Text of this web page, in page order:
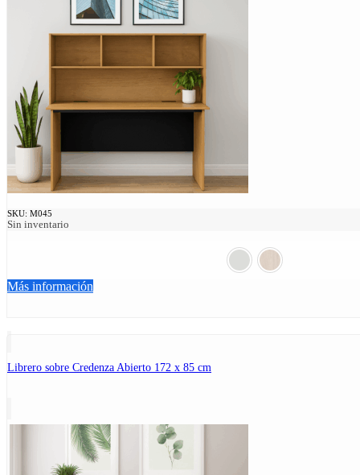
SKU: M045
Sin inventario
Más información
Librero sobre Credenza Abierto 172 x 85 cm